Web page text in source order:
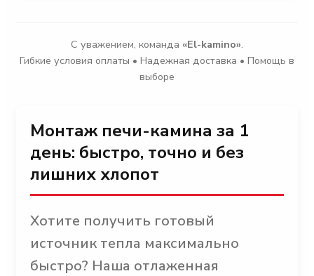
С уважением, команда «El-kamino».
Гибкие условия оплаты • Надежная доставка • Помощь в
выборе
Монтаж печи-камина за 1
день: быстро, точно и без
лишних хлопот
Хотите получить готовый
источник тепла максимально
быстро? Наша отлаженная